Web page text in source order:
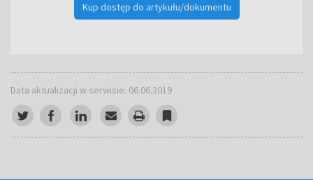
Kup dostęp do artykułu/dokumentu
Data aktualizacji w serwisie: 06.06.2019